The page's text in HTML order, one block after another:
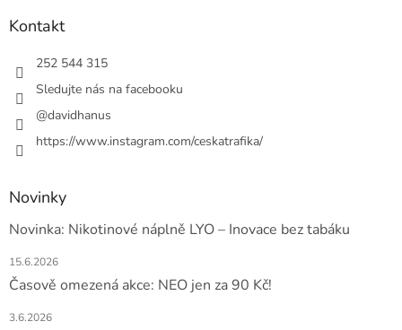
Kontakt
252 544 315
Sledujte nás na facebooku
@davidhanus
https://www.instagram.com/ceskatrafika/
Novinky
Novinka: Nikotinové náplně LYO – Inovace bez tabáku
15.6.2026
Časově omezená akce: NEO jen za 90 Kč!
3.6.2026